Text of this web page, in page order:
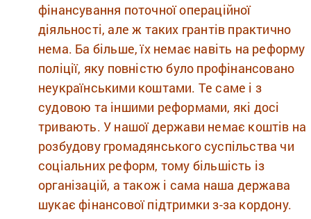
фінансування поточної операційної
діяльності, але ж таких грантів практично
нема. Ба більше, їх немає навіть на реформу
поліції, яку повністю було профінансовано
неукраїнськими коштами. Те саме і з
судовою та іншими реформами, які досі
тривають. У нашої держави немає коштів на
розбудову громадянського суспільства чи
соціальних реформ, тому більшість із
організацій, а також і сама наша держава
шукає фінансової підтримки з-за кордону.